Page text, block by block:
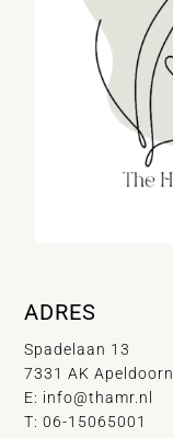
ADRES
Spadelaan 13
7331 AK Apeldoorn
E: info@thamr.nl
T: 06-15065001